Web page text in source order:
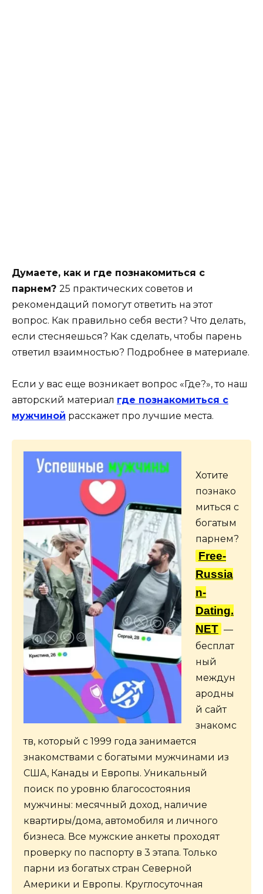
Думаете, как и где познакомиться с
парнем? 25 практических советов и
рекомендаций помогут ответить на этот
вопрос. Как правильно себя вести? Что делать,
если стесняешься? Как сделать, чтобы парень
ответил взаимностью? Подробнее в материале.
Если у вас еще возникает вопрос «Где?», то наш
авторский материал где познакомиться с
мужчиной расскажет про лучшие места.
Хотите
познако
миться с
богатым
парнем?
Free-
Russia
n-
Dating.
NET —
бесплат
ный
междун
ародны
й сайт
знакомс
тв, который с 1999 года занимается
знакомствами с богатыми мужчинами из
США, Канады и Европы. Уникальный
поиск по уровню благосостояния
мужчины: месячный доход, наличие
квартиры/дома, автомобиля и личного
бизнеса. Все мужские анкеты проходят
проверку по паспорту в 3 этапа. Только
парни из богатых стран Северной
Америки и Европы. Круглосуточная